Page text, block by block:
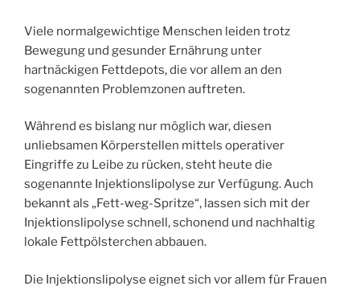
Viele normalgewichtige Menschen leiden trotz
Bewegung und gesunder Ernährung unter
hartnäckigen Fettdepots, die vor allem an den
sogenannten Problemzonen auftreten.
Während es bislang nur möglich war, diesen
unliebsamen Körperstellen mittels operativer
Eingriffe zu Leibe zu rücken, steht heute die
sogenannte Injektionslipolyse zur Verfügung. Auch
bekannt als „Fett-weg-Spritze“, lassen sich mit der
Injektionslipolyse schnell, schonend und nachhaltig
lokale Fettpölsterchen abbauen.
Die Injektionslipolyse eignet sich vor allem für Frauen